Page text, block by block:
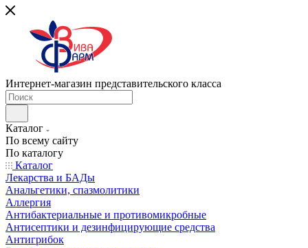
Интернет-магазин представительского класса
Каталог
По всему сайту
По каталогу
Каталог
Лекарства и БАДы
Анальгетики, спазмолитики
Аллергия
Антибактериальные и противомикробные
Антисептики и дезинфицирующие средства
Антигрибок